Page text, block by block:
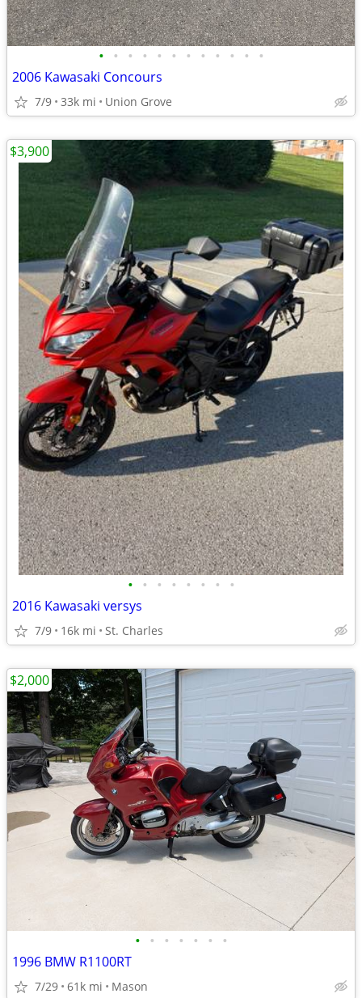
• • • • • • • • • • • •
2006 Kawasaki Concours
7/9 33k mi Union Grove
• • • • • • • •
2016 Kawasaki versys
7/9 16k mi St. Charles
$3,900
• • • • • • •
1996 BMW R1100RT
7/29 61k mi Mason
$2,000